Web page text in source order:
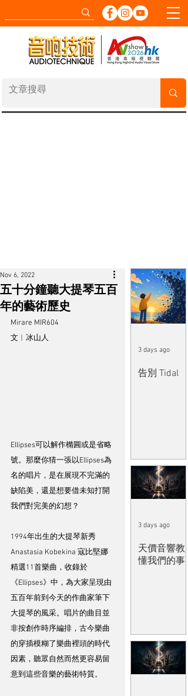
五十分鐘聽大提琴五百
年的藝術歷史
Nov 6, 2022
Mirare MIR604
文︱冰山人
Ellipses可以解作橢圓或是省略
號。那麼你猜一張以Ellipses為
名的唱片，是在展現不完滿的
缺陷美，還是想要借未知打開
我們對完美的幻想？
1994年出生的大提琴新秀
Anastasia Kobekina 寇比堅娜
精選11首樂曲，收錄於
《Ellipses》中，為大家呈現由
五百年前到今天的作曲家筆下
大提琴的風采。唱片的曲目並
非按創作時序編排，古今樂曲
的穿插模糊了樂曲裡頭的時代
因素，聽眾自然而然更容易留
意到這些音樂的藝術特質。
告別 Tidal
3 days ago
天價音響教
懂我們的事
3 days ago